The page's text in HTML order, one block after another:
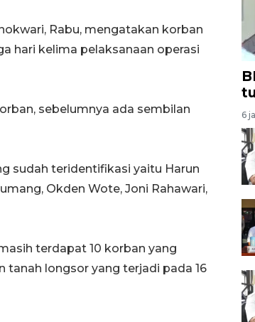
Rabu, mengatakan korban
hari kelima pelaksanaan operasi
sebelumnya ada sembilan
sudah teridentifikasi yaitu Harun
Okden Wote, Joni Rahawari,
terdapat 10 korban yang
tanah longsor yang terjadi pada 16
6